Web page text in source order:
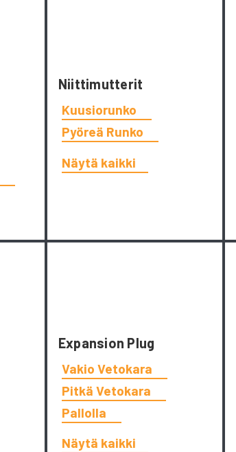
Niittimutterit
Kuusiorunko
Pyöreä Runko
Näytä kaikki
Expansion Plug
Vakio Vetokara
Pitkä Vetokara
Pallolla
Näytä kaikki